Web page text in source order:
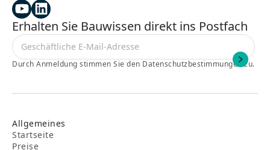
Erhalten Sie Bauwissen direkt ins Postfach
Durch Anmeldung stimmen Sie den Datenschutzbestimmungen zu.
Allgemeines
Startseite
Preise